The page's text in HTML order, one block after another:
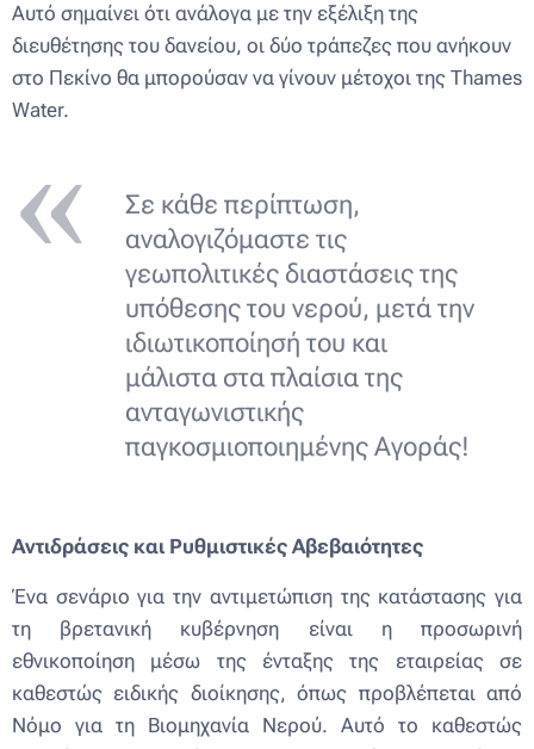
Αυτό σημαίνει ότι ανάλογα με την εξέλιξη της
διευθέτησης του δανείου, οι δύο τράπεζες που ανήκουν
στο Πεκίνο θα μπορούσαν να γίνουν μέτοχοι της Thames
Water.
Σε κάθε περίπτωση,
αναλογιζόμαστε τις
γεωπολιτικές διαστάσεις της
υπόθεσης του νερού, μετά την
ιδιωτικοποίησή του και
μάλιστα στα πλαίσια της
ανταγωνιστικής
παγκοσμιοποιημένης Αγοράς!
Αντιδράσεις και Ρυθμιστικές Αβεβαιότητες
Ένα σενάριο για την αντιμετώπιση της κατάστασης για
τη βρετανική κυβέρνηση είναι η προσωρινή
εθνικοποίηση μέσω της ένταξης της εταιρείας σε
καθεστώς ειδικής διοίκησης, όπως προβλέπεται από
Νόμο για τη Βιομηχανία Νερού. Αυτό το καθεστώς